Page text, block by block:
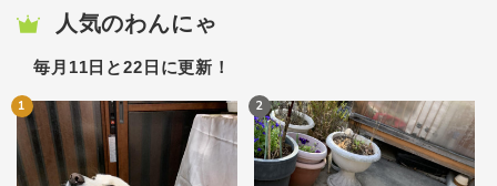
人気のわんにゃ
毎月11日と22日に更新！
1 2